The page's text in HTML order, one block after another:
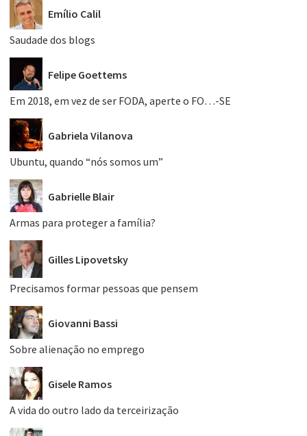
Emílio Calil
Saudade dos blogs
Felipe Goettems
Em 2018, em vez de ser FODA, aperte o FO…-SE
Gabriela Vilanova
Ubuntu, quando “nós somos um”
Gabrielle Blair
Armas para proteger a família?
Gilles Lipovetsky
Precisamos formar pessoas que pensem
Giovanni Bassi
Sobre alienação no emprego
Gisele Ramos
A vida do outro lado da terceirização